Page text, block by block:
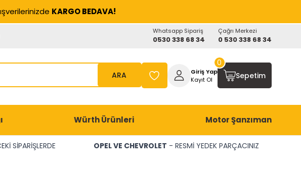
KARGO BEDAVA!
Whatsapp Sipariş
0530 338 68 34
Çağrı Merkezi
0 530 338 68 34
ARA
Giriş Yap
Kayıt Ol
Sepetim
0
Würth Ürünleri Motor Şanzıman
SİPARİŞLERDE OPEL VE CHEVROLET - RESMİ YEDEK PARÇACINIZ